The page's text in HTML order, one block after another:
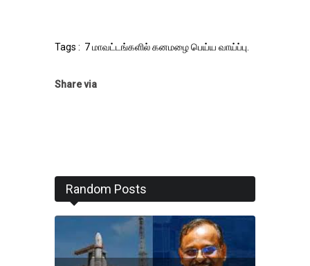
Tags : 7 மாவட்டங்களில் கனமழை பெய்ய வாய்ப்பு.
Share via
Random Posts